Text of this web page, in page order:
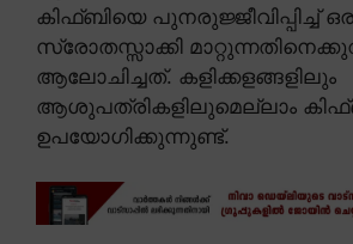
കിഫ്ബിയെ പുനരുജ്ജീവിപ്പിച്ച്
സ്രോതസ്സാക്കി
ആലോചിച്ചത്. കളിക്കളങ്ങളിലും
ആശുപത്രികളിലുമെല്ലാം
ഉപയോഗിക്കുന്നുണ്ട്.